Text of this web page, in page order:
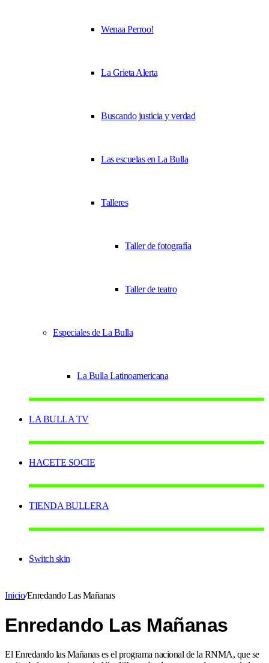
Wenaa Perroo!
La Grieta Alerta
Buscando justicia y verdad
Las escuelas en La Bulla
Talleres
Taller de fotografía
Taller de teatro
Especiales de La Bulla
La Bulla Latinoamericana
LA BULLA TV
HACETE SOCIE
TIENDA BULLERA
Switch skin
Inicio/Enredando Las Mañanas
Enredando Las Mañanas
El Enredando las Mañanas es el programa nacional de la RNMA, que se